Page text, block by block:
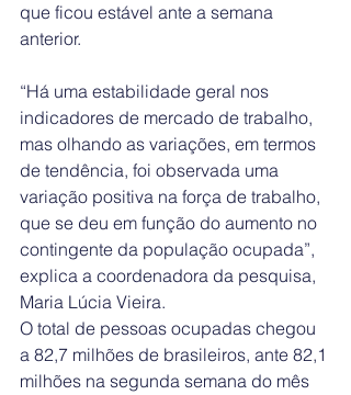
que ficou estável ante a semana
anterior.
“Há uma estabilidade geral nos
indicadores de mercado de trabalho,
mas olhando as variações, em termos
de tendência, foi observada uma
variação positiva na força de trabalho,
que se deu em função do aumento no
contingente da população ocupada”,
explica a coordenadora da pesquisa,
Maria Lúcia Vieira.
O total de pessoas ocupadas chegou
a 82,7 milhões de brasileiros, ante 82,1
milhões na segunda semana do mês